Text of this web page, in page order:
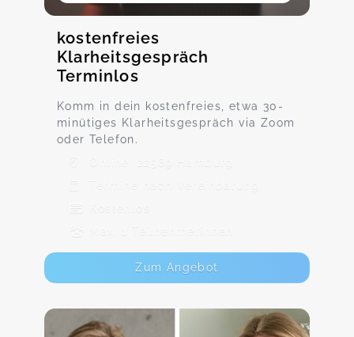
kostenfreies
Klarheitsgespräch
Terminlos
Komm in dein kostenfreies, etwa 30-
minütiges Klarheitsgespräch via Zoom
oder Telefon.
Online, 22589 Hamburg
Termine nach Vereinbarung
Max. 1 TeilnehmerInnen
Zum Angebot